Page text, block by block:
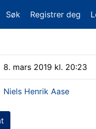
Søk Registrer deg
8. mars 2019 kl. 20:23
Niels Henrik Aase